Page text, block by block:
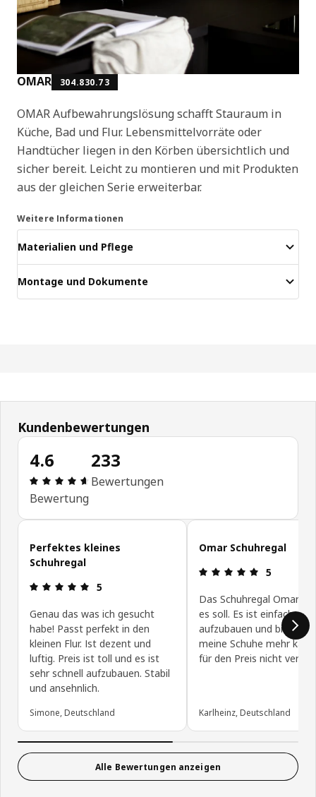
OMAR 304.830.73
OMAR Aufbewahrungslösung schafft Stauraum in
Küche, Bad und Flur. Lebensmittelvorräte oder
Handtücher liegen in den Körben übersichtlich und
sicher bereit. Leicht zu montieren und mit Produkten
aus der gleichen Serie erweiterbar.
Weitere Informationen
Materialien und Pflege
Montage und Dokumente
Kundenbewertungen
4.6
Bewertung: 4.6 von 5 Sterne Alle Bewertungen:
Bewertung
233
Bewertungen
Kundenbewertungen überspringen
Perfektes kleines
Schuhregal
Bewertung: 5 von 5 Sterne
5
Genau das was ich gesucht
habe! Passt perfekt in den
kleinen Flur. Ist dezent und
luftig. Preis ist toll und es ist
sehr schnell aufzubauen. Stabil
und ansehnlich.
Simone, Deutschland
Omar Schuhregal
5
Das Schuhregal Omar
es soll. Es ist einfach
aufzubauen und bietet
meine Schuhe mehr
für den Preis nicht
Karlheinz, Deutschland
Alle Bewertungen anzeigen